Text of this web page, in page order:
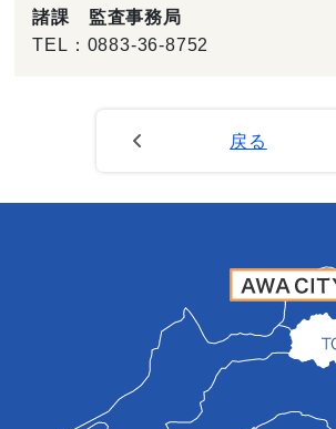
諸課 監査事務局
TEL： 0883-36-8752
戻る